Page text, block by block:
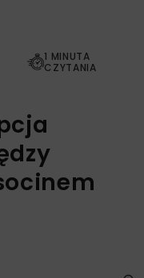
1 MINUTA
CZYTANIA